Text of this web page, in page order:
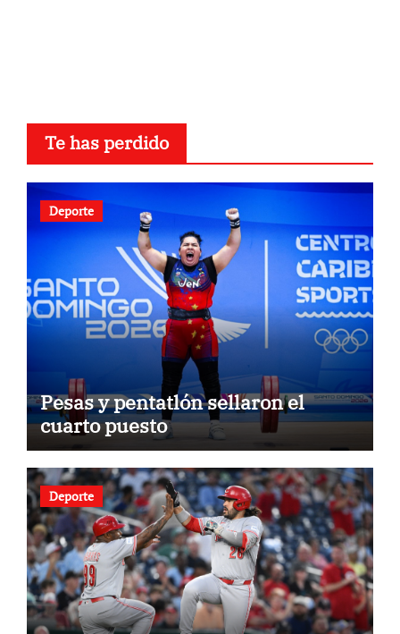
Te has perdido
Deporte
Pesas y pentatlón sellaron el
cuarto puesto
Deporte